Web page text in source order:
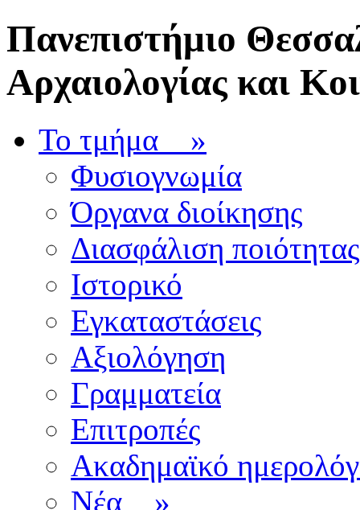
Πανεπιστήμιο
Αρχαιολογίας και
Το τμήμα »
Φυσιογνωμία
Όργανα διοίκησης
Διασφάλιση ποιότητας
Ιστορικό
Εγκαταστάσεις
Αξιολόγηση
Γραμματεία
Επιτροπές
Ακαδημαϊκό
Νέα »